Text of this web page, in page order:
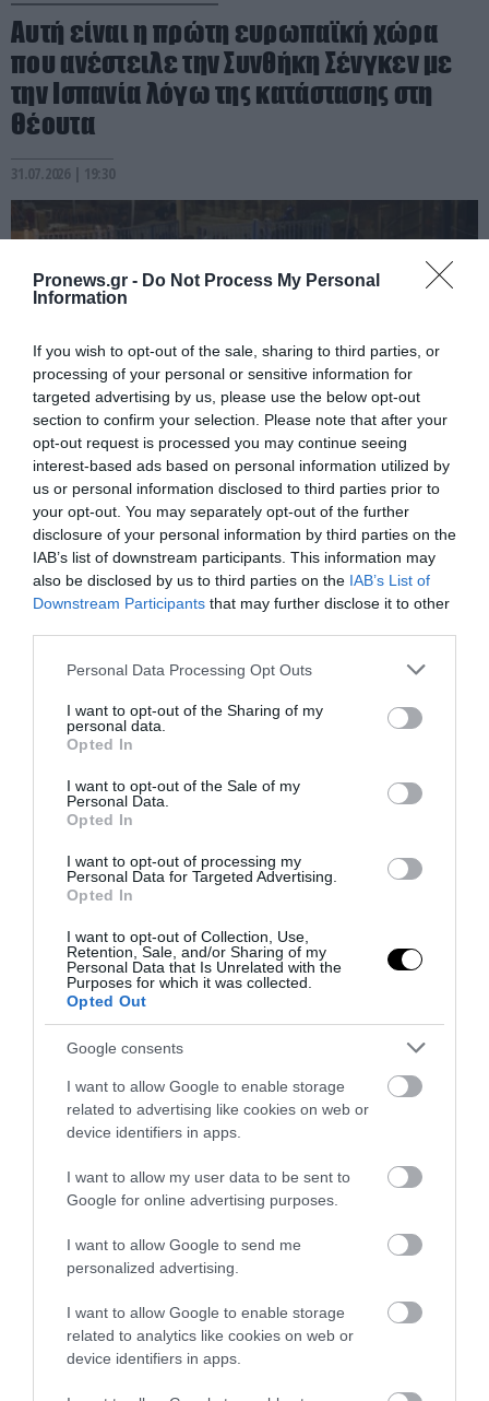
Pronews.gr - Do Not Process My Personal
Information
If you wish to opt-out of the sale, sharing to third parties, or
processing of your personal or sensitive information for
targeted advertising by us, please use the below opt-out
section to confirm your selection. Please note that after your
opt-out request is processed you may continue seeing
interest-based ads based on personal information utilized by
us or personal information disclosed to third parties prior to
your opt-out. You may separately opt-out of the further
disclosure of your personal information by third parties on the
IAB’s list of downstream participants. This information may
also be disclosed by us to third parties on the IAB’s List of
Downstream Participants that may further disclose it to other
Please note that this website/app uses one or more Google
not limited to your visit or usage behaviour. You may click to
grant or deny consent to Google and its third-party tags to
use your data for below specified purposes in below Google
consent section.
Personal Data Processing Opt Outs
I want to opt-out of the Sharing of my
personal data.
Opted In
I want to opt-out of the Sale of my
Personal Data.
Opted In
I want to opt-out of processing my
Personal Data for Targeted Advertising.
Opted In
I want to opt-out of Collection, Use,
Retention, Sale, and/or Sharing of my
Personal Data that Is Unrelated with the
Purposes for which it was collected.
Opted Out
Google consents
I want to allow Google to enable storage
related to advertising like cookies on web or
device identifiers in apps.
I want to allow my user data to be sent to
Google for online advertising purposes.
I want to allow Google to send me
personalized advertising.
I want to allow Google to enable storage
related to analytics like cookies on web or
device identifiers in apps.
Αυτή είναι η πρώτη ευρωπαϊκή χώρα
που ανέστειλε την Συνθήκη Σένγκεν με
την Ισπανία λόγω της κατάστασης στη
Θέουτα
31.07.2026 | 19:30
PRONEWS.GR /ΕΥΡΩΠΑΪΚΗ ΕΝΩΣΗ
ΕΕ: Φοβούνται τώρα επέλαση
βορειοαφρικανών από την Ισπανία στην
κεντρική Ευρώπη
31.07.2026 | 16:31
PRONEWS.GR /ΕΥΡΩΠΑΪΚΗ ΕΝΩΣΗ
Εσθονία: Το ψηφιακό θαύμα της
Ευρώπης που ψηφίζει από τον καναπέ
και πληρώνει φόρους σε 3 λεπτά
29.07.2026 | 13:31